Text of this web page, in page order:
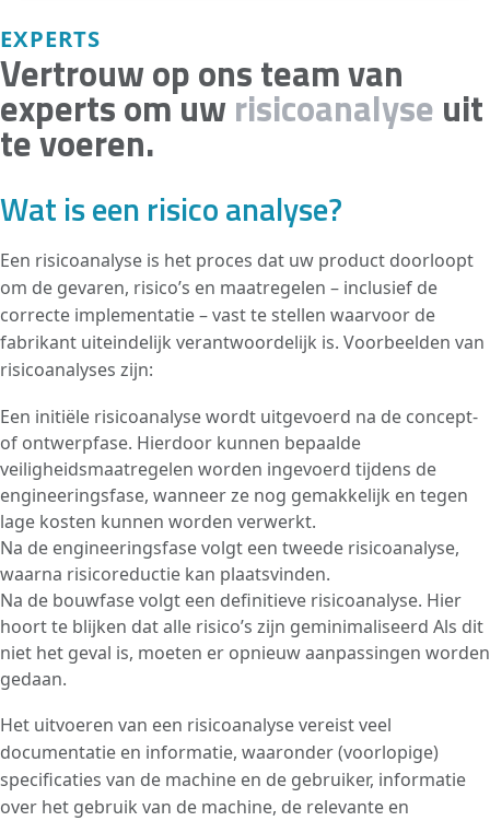
EXPERTS
Vertrouw op ons team van
experts om uwrisicoanalyse uit
te voeren.
Wat is een risico analyse?
Een risicoanalyse is het proces dat uw product doorloopt
om de gevaren, risico’s en maatregelen – inclusief de
correcte implementatie – vast te stellen waarvoor de
fabrikant uiteindelijk verantwoordelijk is. Voorbeelden van
risicoanalyses zijn:
Een initiële risicoanalyse wordt uitgevoerd na de concept-
of ontwerpfase. Hierdoor kunnen bepaalde
veiligheidsmaatregelen worden ingevoerd tijdens de
engineeringsfase, wanneer ze nog gemakkelijk en tegen
lage kosten kunnen worden verwerkt.
Na de engineeringsfase volgt een tweede risicoanalyse,
waarna risicoreductie kan plaatsvinden.
Na de bouwfase volgt een definitieve risicoanalyse. Hier
hoort te blijken dat alle risico’s zijn geminimaliseerd Als dit
niet het geval is, moeten er opnieuw aanpassingen worden
gedaan.
Het uitvoeren van een risicoanalyse vereist veel
documentatie en informatie, waaronder (voorlopige)
specificaties van de machine en de gebruiker, informatie
over het gebruik van de machine, de relevante en